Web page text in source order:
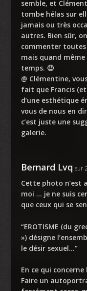
semble, et
tombe hélas sur
jamais ou très
autres. Bien sûr,
commenter
mais quand
temps. 😉
@ Clémentine,
fait que Francis
d’une esthétique
vous de nous en
c’est juste une
galerie.
Bernard Lvq sur
Cette photo n’est
moi … je ne suis
que ceux qui se
“EROTISME (du
») désigne
le désir sexuel…”
En ce qui
Faire un